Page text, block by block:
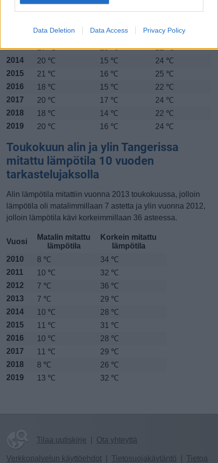
Data Deletion Data Access Privacy Policy
20 ℃ 15 ℃
25 ℃
2013
17 ℃ 13 ℃
22 ℃
2014
20 ℃ 15 ℃
24 ℃
2015
21 ℃ 16 ℃
25 ℃
2016
18 ℃ 15 ℃
22 ℃
2017
20 ℃ 17 ℃
24 ℃
2018
18 ℃ 14 ℃
22 ℃
2019
20 ℃ 16 ℃ 24 ℃
Toukokuun alin ja ylin Tangerissa
mitattu lämpötila 10 vuoden
tarkastelujaksolla
Alin lämpötila mitattiin vuonna 2013 toukokuussa, jolloin
lämpötila oli matalimmillaan 7 astetta ja ylin vuonna 2012,
jolloin lämpötila kävi korkeimmillaan 36 asteessa.
Vuosi
Matalin mitattu
lämpötila
Korkein mitattu
lämpötila
2010
8 ℃
34 ℃
2011
10 ℃
32 ℃
2012
7 ℃
36 ℃
2013
7 ℃
29 ℃
2014
10 ℃
28 ℃
2015
11 ℃
31 ℃
2016
10 ℃
28 ℃
2017
11 ℃
29 ℃
2018
8 ℃
26 ℃
2019
13 ℃ 32 ℃
Tilaa uutiskirje Ota yhteyttä
Verkkopalvelun käyttöehdot Tietosuojakäytäntö Tietoa